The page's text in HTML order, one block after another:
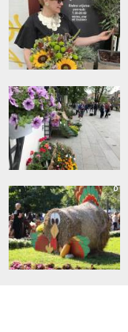
0
0